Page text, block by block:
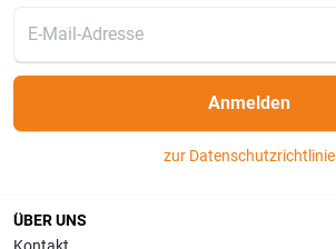
Anmelden
zur Datenschutzrichtlinie
ÜBER UNS